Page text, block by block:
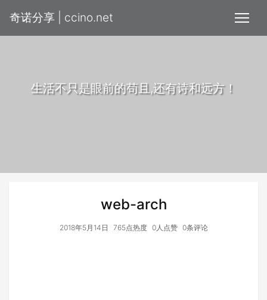
奇诺分享 | ccino.net
生活不只是眼前的苟且,还有诗和远方！
web-arch
2018年5月14日 765点热度 0人点赞 0条评论